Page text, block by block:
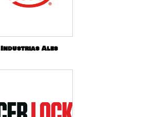
Industrias Ales